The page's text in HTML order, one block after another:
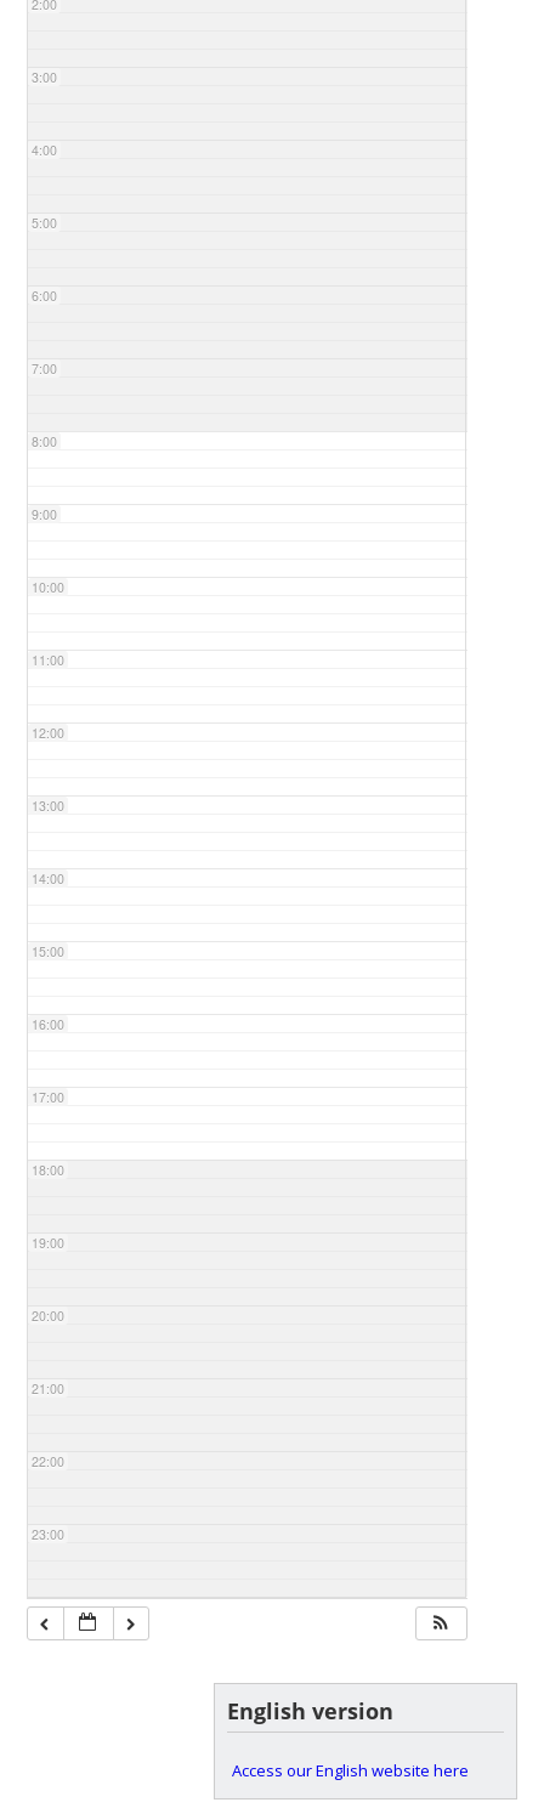
2:00
3:00
4:00
5:00
6:00
7:00
8:00
9:00
10:00
11:00
12:00
13:00
14:00
15:00
16:00
17:00
18:00
19:00
20:00
21:00
22:00
23:00
English version
Access our English website here